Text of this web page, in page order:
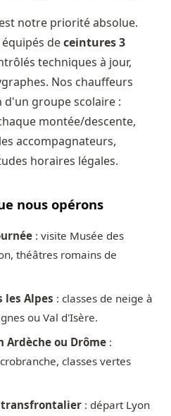
notre priorité absolue.
deceintures 3
techniques à jour,
Nos chauffeurs
groupe scolaire :
montée/descente,
accompagnateurs,
horaires légales.
nous opérons
: visite Musée des
théâtres romains de
les Alpes : classes de neige à
ou Val d'Isère.
Ardèche ou Drôme :
classes vertes
: départ Lyon